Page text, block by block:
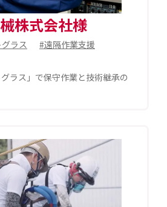
株式会社様
ラス
#遠隔作業支援
ラス」で保守作業と技術継承の